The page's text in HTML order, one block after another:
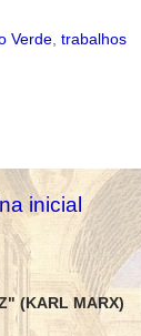
Verde trabalhos
inicial
(KARL MARX)